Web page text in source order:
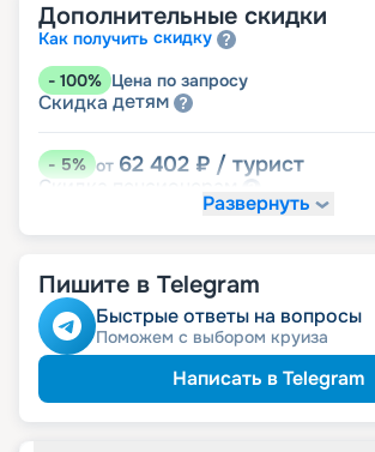
Дополнительные скидки
Как получить скидку
- 100% Цена по запросу
Скидка детям
-5% от 62 402 ₽ / турист
Скидка
Развернуть
Пишите в Telegram
Быстрые ответы на вопросы
Поможем с выбором круиза
Написать в Telegram